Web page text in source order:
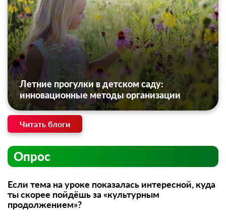
Летние прогулки в детском саду:
инновационные методы организации
Читать блоги
Опрос
Если тема на уроке показалась интересной, куда
ты скорее пойдёшь за «культурным
продолжением»?